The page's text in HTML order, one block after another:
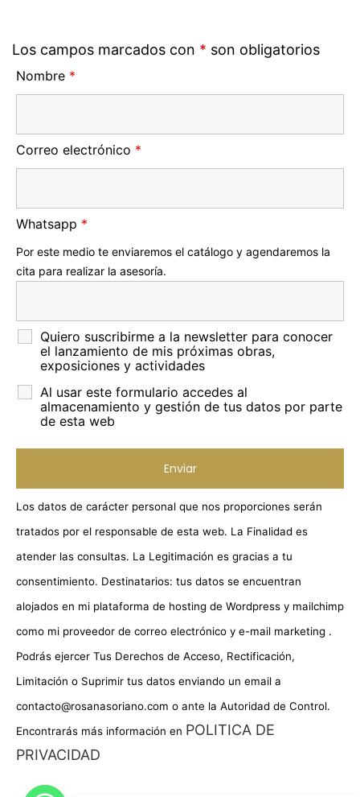
Los campos marcados con * son obligatorios
Nombre *
Correo electrónico *
Whatsapp *
Por este medio te enviaremos el catálogo y agendaremos la
cita para realizar la asesoría.
Quiero suscribirme a la newsletter para conocer
el lanzamiento de mis próximas obras,
exposiciones y actividades
Al usar este formulario accedes al
almacenamiento y gestión de tus datos por parte
de esta web
Los datos de carácter personal que nos proporciones serán
tratados por el responsable de esta web. La Finalidad es
atender las consultas. La Legitimación es gracias a tu
consentimiento. Destinatarios: tus datos se encuentran
alojados en mi plataforma de hosting de Wordpress y mailchimp
como mi proveedor de correo electrónico y e-mail marketing .
Podrás ejercer Tus Derechos de Acceso, Rectificación,
Limitación o Suprimir tus datos enviando un email a
contacto@rosanasoriano.com o ante la Autoridad de Control.
Encontrarás más información en POLITICA DE
PRIVACIDAD